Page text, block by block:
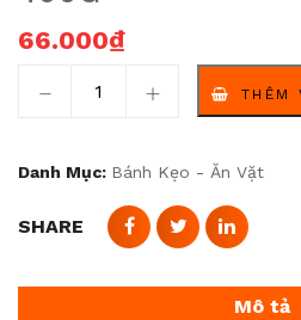
66.000₫
THÊM
Danh Mục: Bánh Kẹo - Ăn Vặt
SHARE
Mô tả